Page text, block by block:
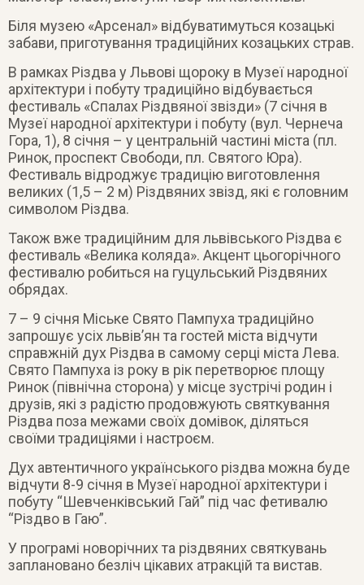
Біля музею «Арсенал» відбуватимуться козацькі
забави, приготування традиційних козацьких страв.
В рамках Різдва у Львові щороку в Музеї народної
архітектури і побуту традиційно відбувається
фестиваль «Спалах Різдвяної звізди» (7 січня в
Музеї народної архітектури і побуту (вул. Чернеча
Гора, 1), 8 січня – у центральній частині міста (пл.
Ринок, проспект Свободи, пл. Святого Юра).
Фестиваль відроджує традицію виготовлення
великих (1,5 – 2 м) Різдвяних звізд, які є головним
символом Різдва.
Також вже традиційним для львівського Різдва є
фестиваль «Велика коляда». Акцент цьогорічного
фестивалю робиться на гуцульський Різдвяних
обрядах.
7 – 9 січня Міське Свято Пампуха традиційно
запрошує усіх львів’ян та гостей міста відчути
справжній дух Різдва в самому серці міста Лева.
Свято Пампуха із року в рік перетворює площу
Ринок (північна сторона) у місце зустрічі родин і
друзів, які з радістю продовжують святкування
Різдва поза межами своїх домівок, діляться
своїми традиціями і настроєм.
Дух автентичного українського різдва можна буде
відчути 8-9 січня в Музеї народної архітектури і
побуту “Шевченківський Гай” під час фетивалю
“Різдво в Гаю”.
У програмі новорічних та різдвяних святкувань
заплановано безліч цікавих атракцій та вистав.